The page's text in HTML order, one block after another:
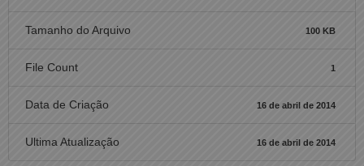
Tamanho do Arquivo 100 KB
File Count 1
Data de Criação 16 de abril de 2014
Ultima Atualização 16 de abril de 2014